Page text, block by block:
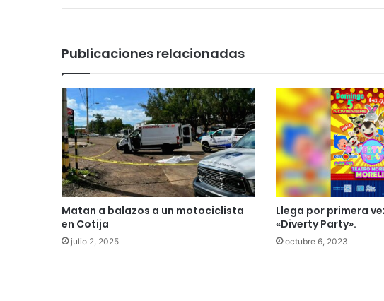
Publicaciones relacionadas
Matan a balazos a un motociclista
en Cotija
julio 2, 2025
Llega por primera
«Diverty Party».
octubre 6, 2023